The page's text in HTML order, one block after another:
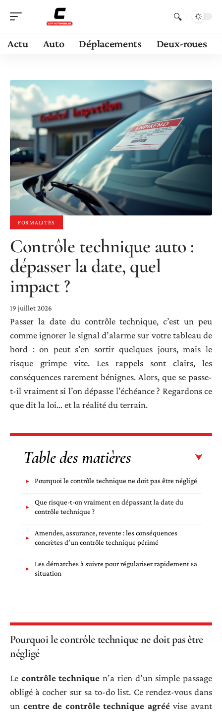
Actu Auto Déplacements Deux-roues
FORMALITÉS
Contrôle technique auto :
dépasser la date, quel
impact ?
19 juillet 2026
Passer la date du contrôle technique, c’est un peu
comme ignorer le signal d’alarme sur votre tableau de
bord : on peut s’en sortir quelques jours, mais le
risque grimpe vite. Les rappels sont clairs, les
conséquences rarement bénignes. Alors, que se passe-
t-il vraiment si l’on dépasse l’échéance ? Regardons ce
que dit la loi… et la réalité du terrain.
Table des matières
Pourquoi le contrôle technique ne doit pas être négligé
Que risque-t-on vraiment en dépassant la date du
contrôle technique ?
Amendes, assurance, revente : les conséquences
concrètes d’un contrôle technique périmé
Les démarches à suivre pour régulariser rapidement sa
situation
Pourquoi le contrôle technique ne doit pas être
négligé
Le contrôle technique n’a rien d’un simple passage
obligé à cocher sur sa to-do list. Ce rendez-vous dans
un centre de contrôle technique agréévise avant